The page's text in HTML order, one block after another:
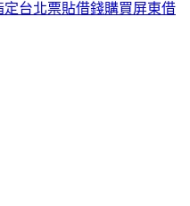
台北票貼借錢購買屏東借